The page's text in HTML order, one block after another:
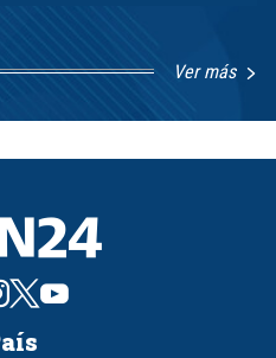
Ver más